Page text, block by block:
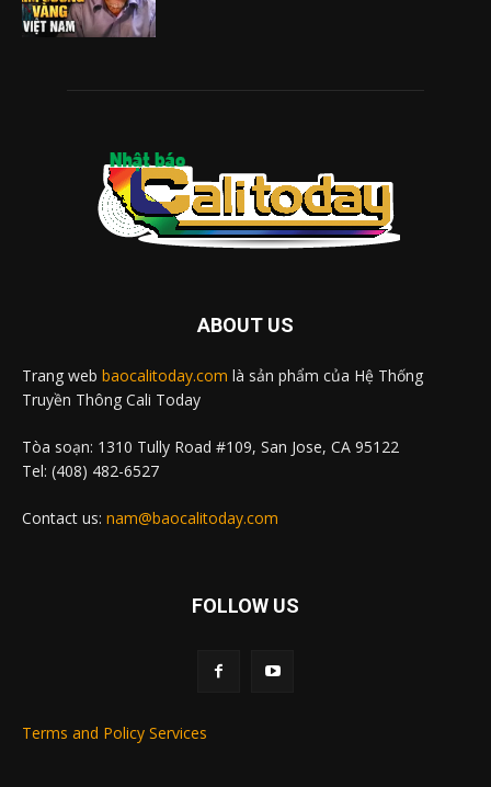
ABOUT US
Trang web baocalitoday.com là sản phẩm của Hệ Thống
Truyền Thông Cali Today
Tòa soạn: 1310 Tully Road #109, San Jose, CA 95122
Tel: (408) 482-6527
Contact us: nam@baocalitoday.com
FOLLOW US
Terms and Policy Services